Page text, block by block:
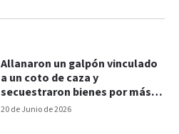
20 de Junio de 2026
Allanaron un galpón vinculado
a un coto de caza y
secuestraron bienes por más
de $1300 millones